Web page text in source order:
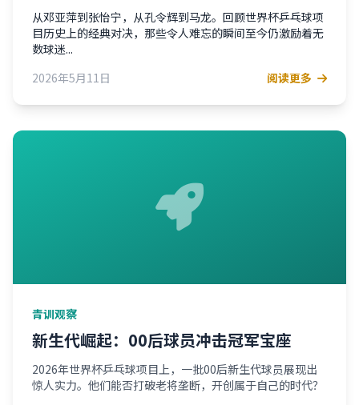
从邓亚萍到张怡宁，从孔令辉到马龙。回顾世界杯乒乓球项
目历史上的经典对决，那些令人难忘的瞬间至今仍激励着无
数球迷...
2026年5月11日
阅读更多
青训观察
新生代崛起：00后球员冲击冠军宝座
2026年世界杯乒乓球项目上，一批00后新生代球员展现出
惊人实力。他们能否打破老将垄断，开创属于自己的时代？